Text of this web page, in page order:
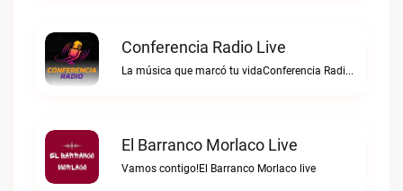
Conferencia Radio Live
La música que marcó tu vidaConferencia Radio live
El Barranco Morlaco Live
Vamos contigo!El Barranco Morlaco live